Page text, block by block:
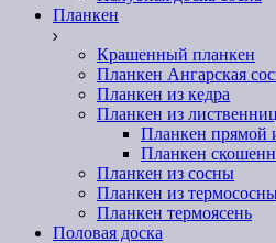
Планкен
Крашенный планкен
Планкен Ангарская
Планкен из кедра
Планкен из
Планкен прямой
Планкен
Планкен из сосны
Планкен из
Планкен термоясень
Половая доска